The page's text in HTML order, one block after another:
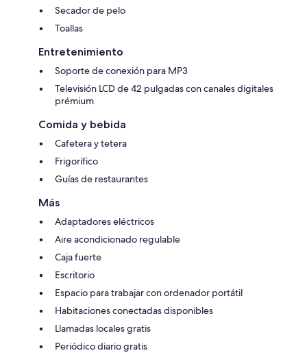
Secador de pelo
Toallas
Entretenimiento
Soporte de conexión para MP3
Televisión LCD de 42 pulgadas con canales digitales
prémium
Comida y bebida
Cafetera y tetera
Frigorífico
Guías de restaurantes
Más
Adaptadores eléctricos
Aire acondicionado regulable
Caja fuerte
Escritorio
Espacio para trabajar con ordenador portátil
Habitaciones conectadas disponibles
Llamadas locales gratis
Periódico diario gratis